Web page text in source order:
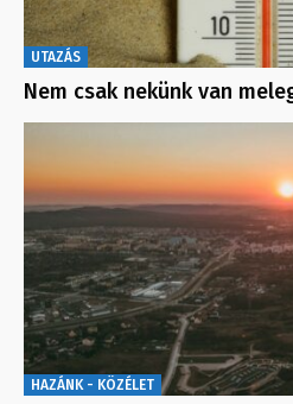
UTAZÁS
Nem csak nekünk van
HAZÁNK - KÖZÉLET